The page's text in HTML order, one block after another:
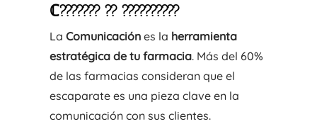
ℂ??????? ?? ??????????
La Comunicaciónes la herramienta
estratégica de tu farmacia. Más del 60%
de las farmacias consideran que el
escaparate es una pieza clave en la
comunicación con sus clientes.